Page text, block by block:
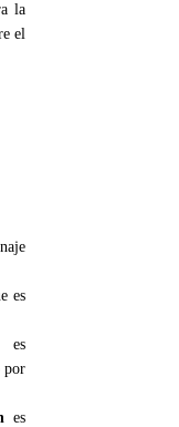
la
el
es
por
es